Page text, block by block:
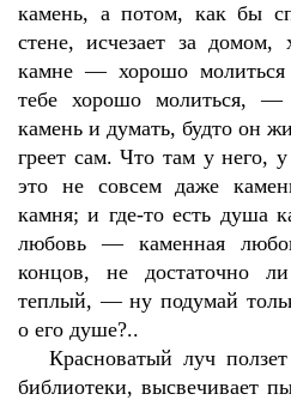
камень, а потом, как бы
стене, исчезает за
камне — хорошо молиться
тебе хорошо молиться, —
камень и думать, будто он
греет сам. Что там у него,
это не совсем даже
камня; и где-то есть душа
любовь — каменная
концов, не достаточно
теплый, — ну подумай
о его душе?..
Красноватый луч
библиотеки, высвечивает